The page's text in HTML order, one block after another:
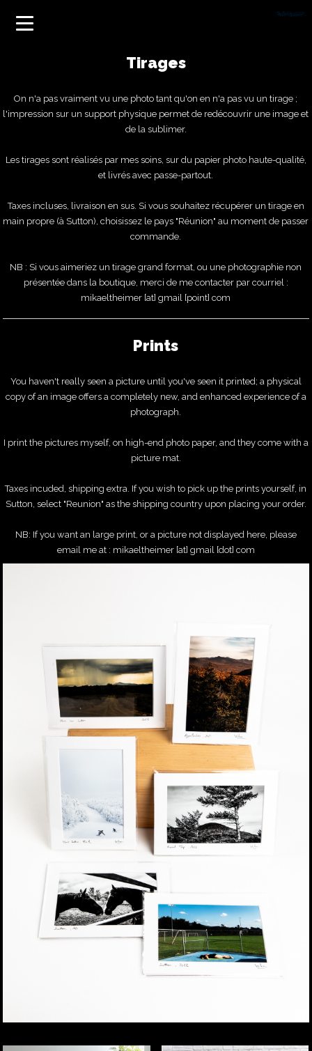
Tirages
On n'a pas vraiment vu une photo tant qu'on en n'a pas vu un tirage ;
l'impression sur un support physique permet de redécouvrir une image et
de la sublimer.
Les tirages sont réalisés par mes soins, sur du papier photo haute-qualité,
et livrés avec passe-partout.
Taxes incluses, livraison en sus. Si vous souhaitez récupérer un tirage en
main propre (à Sutton), choisissez le pays "Réunion" au moment de passer
commande.
NB : Si vous aimeriez un tirage grand format, ou une photographie non
présentée dans la boutique, merci de me contacter par courriel :
mikaeltheimer [at] gmail [point] com
Prints
You haven't really seen a picture until you've seen it printed; a physical
copy of an image offers a completely new, and enhanced experience of a
photograph.
I print the pictures myself, on high-end photo paper, and they come with a
picture mat.
Taxes incuded, shipping extra. If you wish to pick up the prints yourself, in
Sutton, select "Reunion" as the shipping country upon placing your order.
NB: If you want an large print, or a picture not displayed here, please
email me at : mikaeltheimer [at] gmail [dot] com